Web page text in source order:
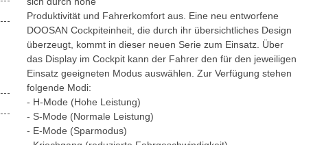
Produktivität und Fahrerkomfort aus. Eine neu entworfene
DOOSAN Cockpiteinheit, die durch ihr übersichtliches Design
überzeugt, kommt in dieser neuen Serie zum Einsatz. Über
das Display im Cockpit kann der Fahrer den für den jeweiligen
Einsatz geeigneten Modus auswählen. Zur Verfügung stehen
folgende Modi:
- H-Mode (Hohe Leistung)
- S-Mode (Normale Leistung)
- E-Mode (Sparmodus)